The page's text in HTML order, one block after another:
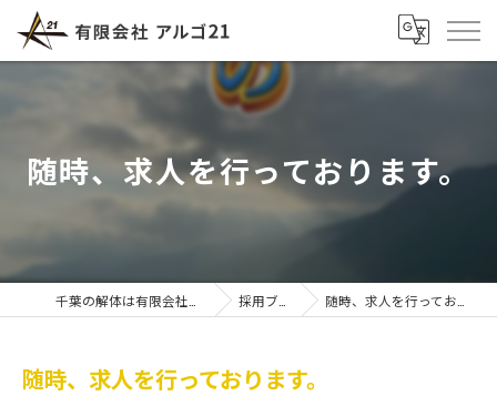
随時、求人を行っております。
採用ブログ 随時、求人を行っております。
随時、求人を行っております。